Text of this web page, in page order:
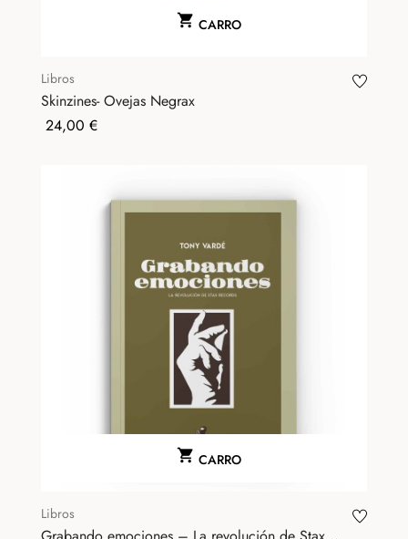
 CARRO
Libros
Skinzines- Ovejas Negrax
Precio
24,00 €
 CARRO
Libros